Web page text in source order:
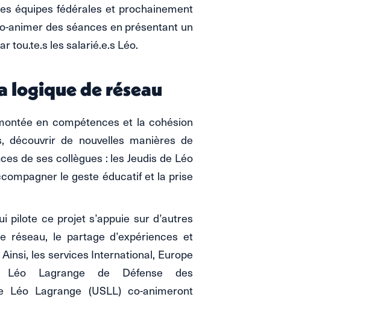
équipes fédérales et prochainement
animer des séances en présentant un
tou.te.s les salarié.e.s Léo.
logique de réseau
en compétences et la cohésion
découvrir de nouvelles manières de
de ses collègues : les Jeudis de Léo
le geste éducatif et la prise
ce projet s’appuie sur d’autres
réseau, le partage d’expériences et
les services International, Europe
Léo Lagrange de Défense des
Léo Lagrange (USLL) co-animeront